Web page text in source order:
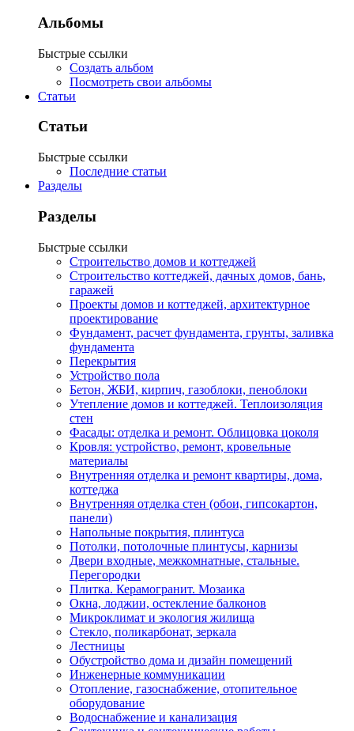
Альбомы
Быстрые ссылки
Создать альбом
Посмотреть свои альбомы
Статьи
Статьи
Быстрые ссылки
Последние статьи
Разделы
Разделы
Быстрые ссылки
Строительство домов и коттеджей
Строительство коттеджей, дачных домов, бань,
гаражей
Проекты домов и коттеджей, архитектурное
проектирование
Фундамент, расчет фундамента, грунты, заливка
фундамента
Перекрытия
Устройство пола
Бетон, ЖБИ, кирпич, газоблоки, пеноблоки
Утепление домов и коттеджей. Теплоизоляция
стен
Фасады: отделка и ремонт. Облицовка цоколя
Кровля: устройство, ремонт, кровельные
материалы
Внутренняя отделка и ремонт квартиры, дома,
коттеджа
Внутренняя отделка стен (обои, гипсокартон,
панели)
Напольные покрытия, плинтуса
Потолки, потолочные плинтусы, карнизы
Двери входные, межкомнатные, стальные.
Перегородки
Плитка. Керамогранит. Мозаика
Окна, лоджии, остекление балконов
Микроклимат и экология жилища
Стекло, поликарбонат, зеркала
Лестницы
Обустройство дома и дизайн помещений
Инженерные коммуникации
Отопление, газоснабжение, отопительное
оборудование
Водоснабжение и канализация